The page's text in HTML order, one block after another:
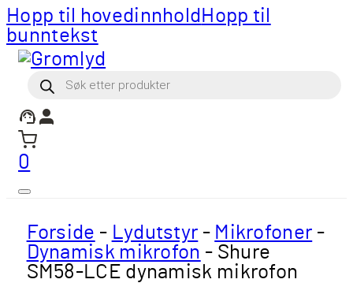
Hopp til hovedinnhold Hopp til
bunntekst
Products
search
0
Forside - Lydutstyr - Mikrofoner -
Dynamisk mikrofon - Shure
SM58-LCE dynamisk mikrofon